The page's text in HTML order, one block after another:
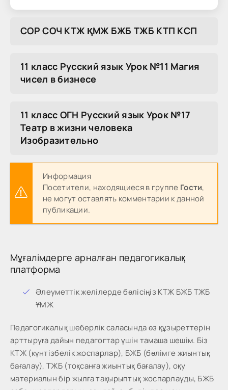
COP COЧ KTЖ ҚMЖ БЖБ TЖБ KTП KCП
11 класс Русский язык Урок №11 Магия
чисел в бизнесе
11 класс ОГН Русский язык Урок №17
Театр в жизни человека
Изобразительно
Информация
Посетители, находящиеся в группе Гости,
не могут оставлять комментарии к данной
публикации.
Мұғалімдерге арналған педагогикалық
платформа
Әлеуметтік желілерде бөлісіңіз КТЖ БЖБ ТЖБ
ҰМЖ
Педагогикалық шеберлік саласында өз құзыреттерін
арттыруға дайын педагогтар үшін тамаша шешім. Біз
КТЖ (күнтізбелік жоспарлар), БЖБ (бөлімге жиынтық
бағалау), ТЖБ (тоқсанға жиынтық бағалау), оқу
материалын бір жылға тақырыптық жоспарлауды, БЖБ